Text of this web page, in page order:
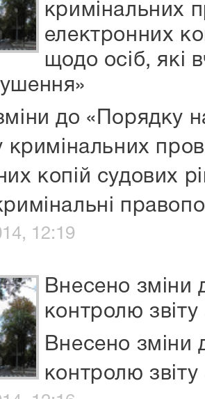
кримінальних
електронних
щодо осіб, які
до «Порядку
кримінальних
копій судових
12:19
Внесено зміни
контролю
Внесено зміни
контролю